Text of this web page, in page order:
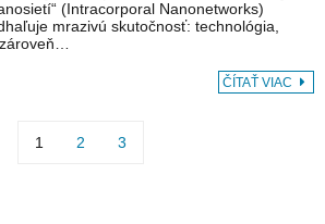
(Intracorporal Nanonetworks)
mrazivú skutočnosť: technológia,
ČÍTAŤ VIAC
1 2 3